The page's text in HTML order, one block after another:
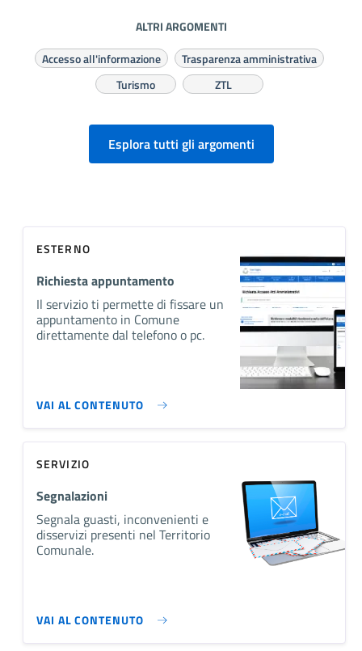
ALTRI ARGOMENTI
Accesso all'informazione
Trasparenza amministrativa
Turismo
ZTL
Esplora tutti gli argomenti
ESTERNO
Richiesta appuntamento
Il servizio ti permette di fissare un
appuntamento in Comune
direttamente dal telefono o pc.
VAI AL CONTENUTO
SERVIZIO
Segnalazioni
Segnala guasti, inconvenienti e
disservizi presenti nel Territorio
Comunale.
VAI AL CONTENUTO